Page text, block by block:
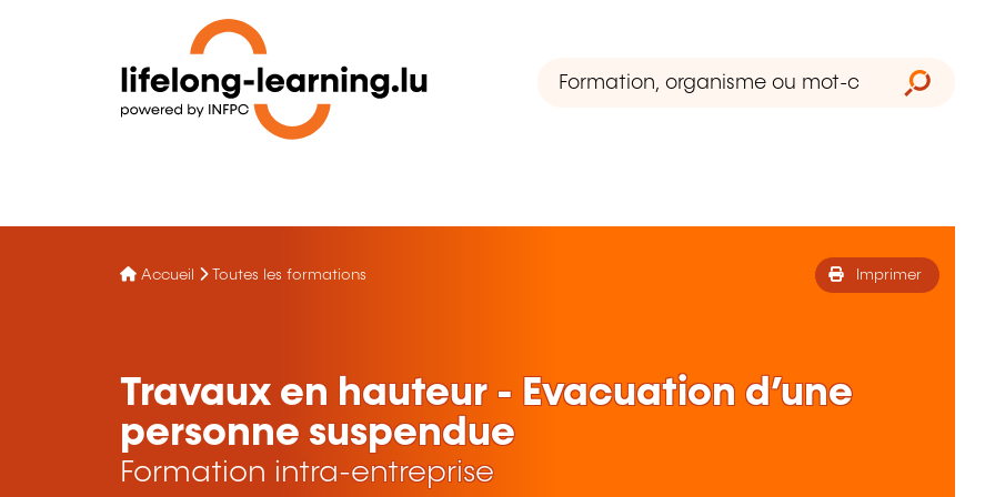
Accueil Toutes les formations Imprimer
Travaux en hauteur - Evacuation d’une
personne suspendue
Formation intra-entreprise